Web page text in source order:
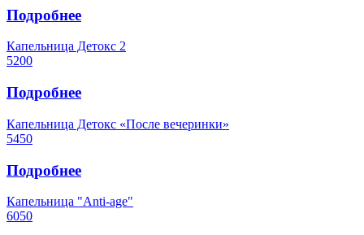
Подробнее
Капельница Детокс 2
5200
Подробнее
Капельница Детокс «После вечеринки»
5450
Подробнее
Капельница "Аnti-age"
6050